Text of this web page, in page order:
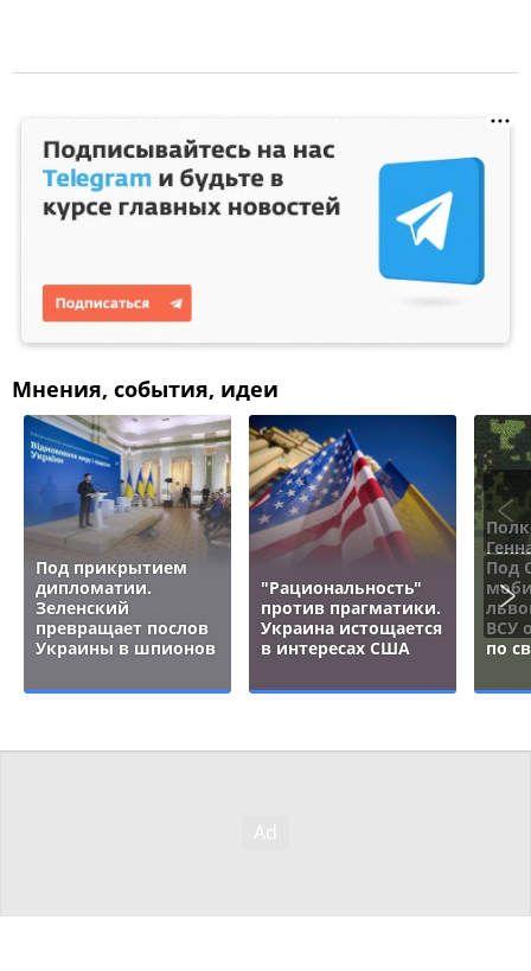
Мнения, события, идеи
Под прикрытием
дипломатии.
Зеленский
превращает послов
Украины в шпионов
"Рациональность"
против прагматики.
Украина истощается
в интересах США
Под
ВСУ
по